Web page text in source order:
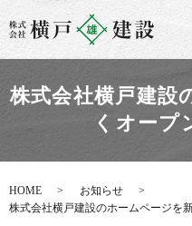
株式会社横戸建設
くオープ
HOME
お知らせ
株式会社横戸建設のホームページを